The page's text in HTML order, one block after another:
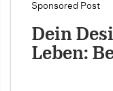
Sponsored Post
Dein
Leben: